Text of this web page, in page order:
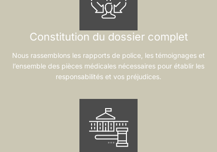
Constitution du dossier complet
Nous rassemblons les rapports de police, les témoignages et
l’ensemble des pièces médicales nécessaires pour établir les
responsabilités et vos préjudices.